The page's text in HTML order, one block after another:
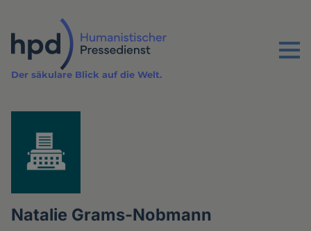
Inhalt
Menu
Der säkulare Blick auf die Welt.
Natalie Grams-Nobmann